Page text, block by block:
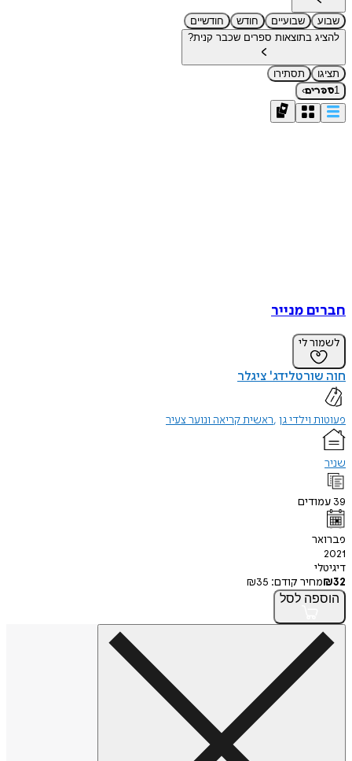
שבוע שבועיים חודש
חודשיים
להציג בתוצאות ספרים שכבר קנית?
תציגו
תסתירו
1ספרים›
חברים מנייר
לשמור לי
חוה שורטלידג' ציגלר
פעוטות וילדי גן ראשית קריאה ונוער צעיר
שניר
39 עמודים
פברואר
2021
דיגיטלי
₪32 מחיר קודם: ₪35
הוספה לסל